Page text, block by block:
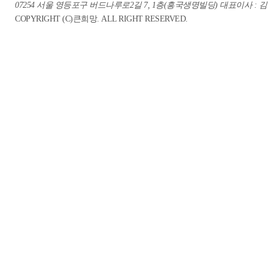
07254 서울 영등포구 버드나루로2길 7, 1층(흥국생명빌딩) 대표이사 : 김
COPYRIGHT (C)큰희망. ALL RIGHT RESERVED.